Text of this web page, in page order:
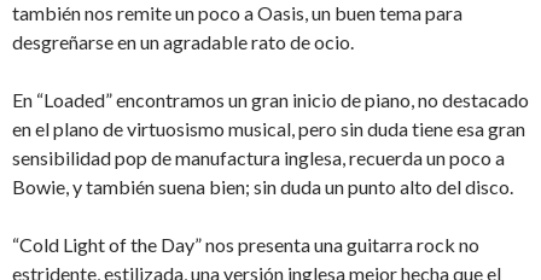
también nos remite un poco a Oasis, un buen tema para
desgreñarse en un agradable rato de ocio.
En “Loaded” encontramos un gran inicio de piano, no destacado
en el plano de virtuosismo musical, pero sin duda tiene esa gran
sensibilidad pop de manufactura inglesa, recuerda un poco a
Bowie, y también suena bien; sin duda un punto alto del disco.
“Cold Light of the Day” nos presenta una guitarra rock no
estridente, estilizada, una versión inglesa mejor hecha que el